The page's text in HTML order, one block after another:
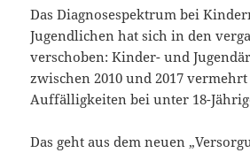
Das Diagnosespektrum bei
Jugendlichen hat sich in den
verschoben: Kinder- und
zwischen 2010 und 2017
Auffälligkeiten bei unter 18-
Das geht aus dem neuen